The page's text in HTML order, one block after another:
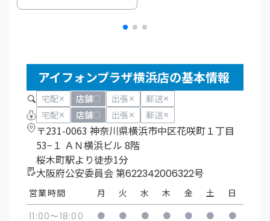
アイフォンプラザ横浜店の基本情報
宅配✕ 店舗〇 出張✕ 郵送✕
宅配✕ 店舗〇 出張✕ 郵送✕
〒231-0063 神奈川県横浜市中区花咲町１丁目
53−１ ＡＮ横浜ビル 8階
桜木町駅より徒歩1分
大阪府公安委員会 第622342006322号
営業時間
11:00〜18:00
月
●
火
●
水
●
木
●
金
●
土
●
日
●